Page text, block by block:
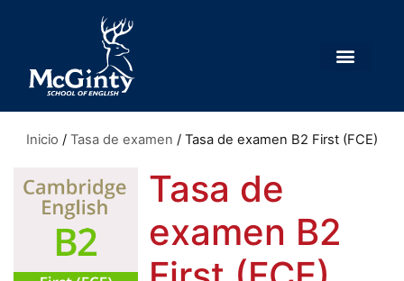
Inicio / Tasa de examen / Tasa de examen B2 First (FCE)
Tasa de
examen B2